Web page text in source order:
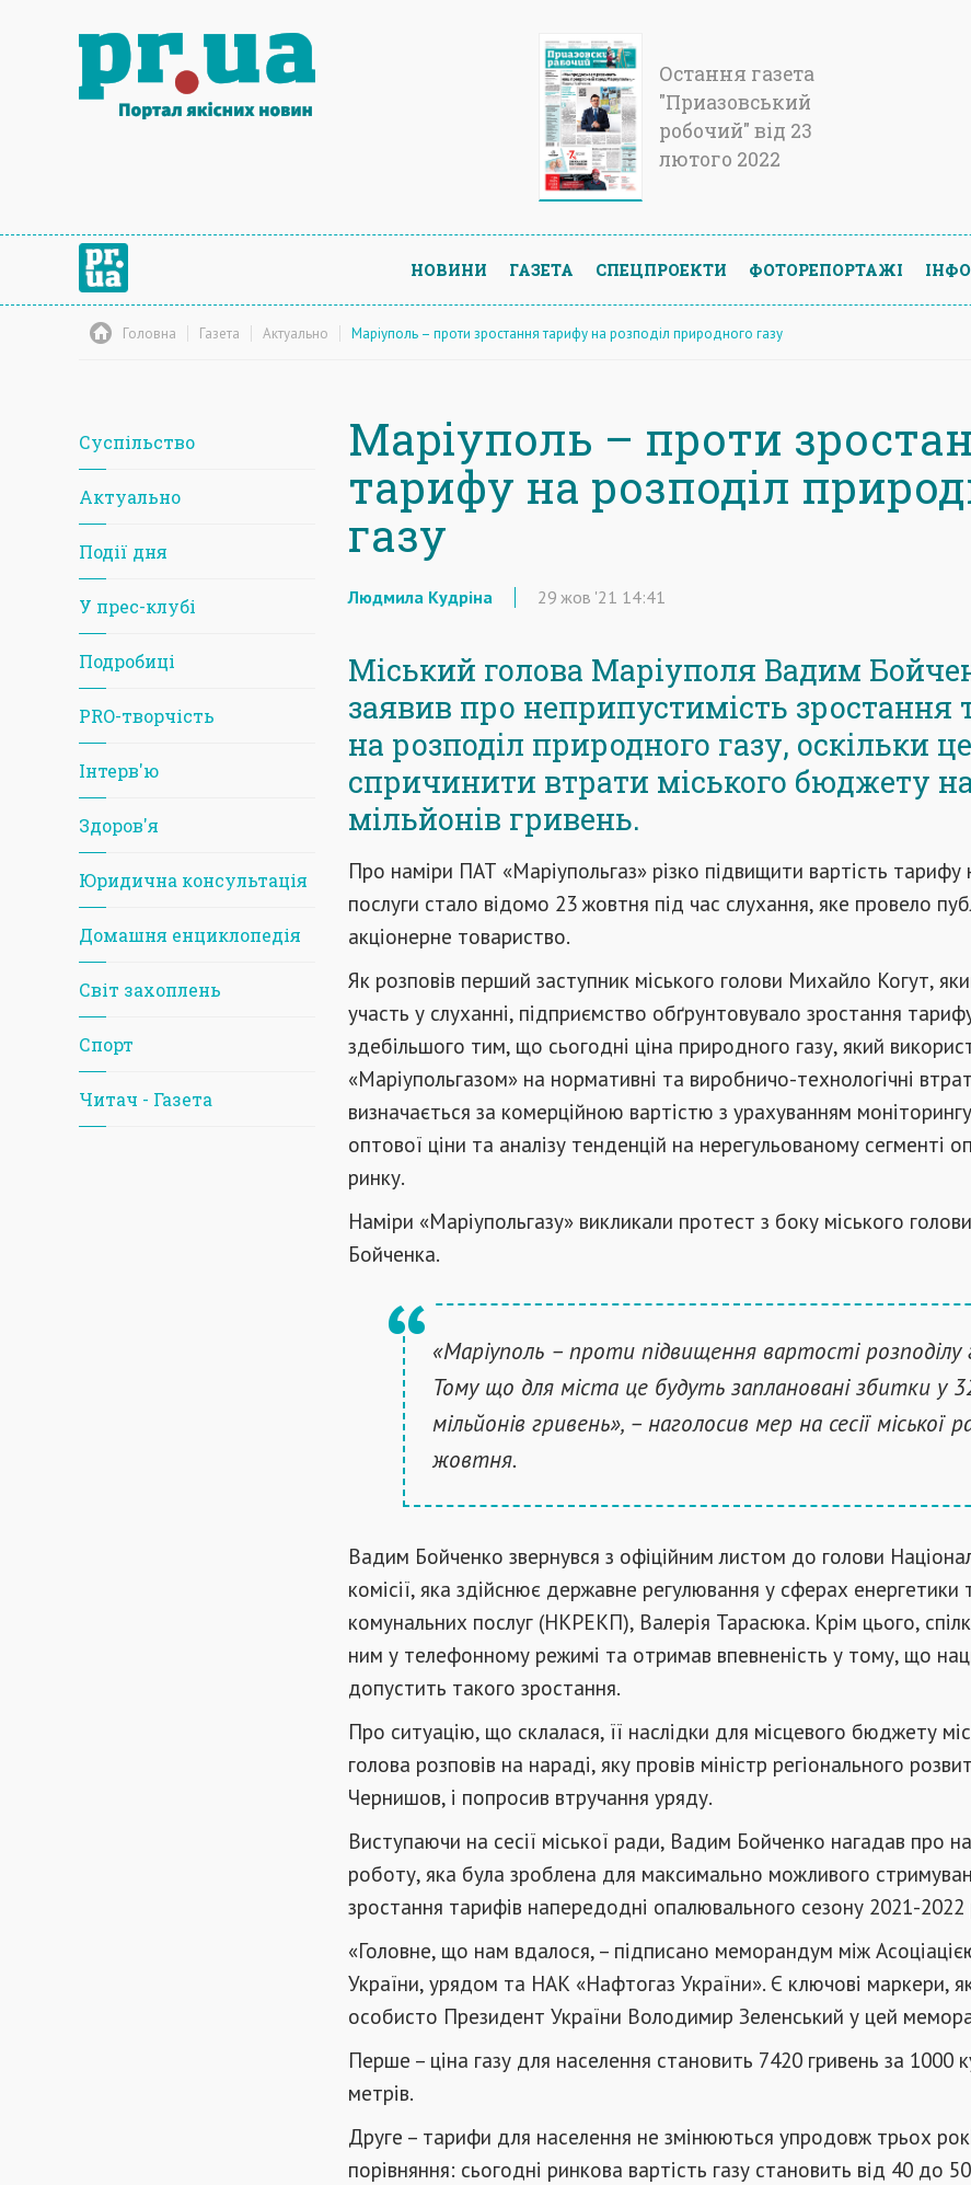
Остання газета
"Приазовський
робочий" від 23
лютого 2022
НОВИНИ ГАЗЕТА СПЕЦПРОЕКТИ ФОТОРЕПОРТАЖІ
Головна Газета Актуально Маріуполь – проти зростання тарифу на розподіл природного газу
Суспільство
Актуально
Події дня
У прес-клубі
Подробиці
PRO-творчість
Iнтерв'ю
Здоров'я
Юридична консультація
Домашня енциклопедія
Світ захоплень
Спорт
Читач - Газета
Маріуполь – проти
тарифу на розподіл
газу
Людмила Кудріна 29 жов '21 14:41
Міський голова Маріуполя Вадим
заявив про неприпустимість зростання
на розподіл природного газу, оскільки
спричинити втрати міського бюджету
мільйонів гривень.
Про наміри ПАТ «Маріупольгаз» різко підвищити вартість тарифу
послуги стало відомо 23 жовтня під час слухання, яке провело
акціонерне товариство.
Як розповів перший заступник міського голови Михайло Когут,
участь у слуханні, підприємство обґрунтовувало зростання
здебільшого тим, що сьогодні ціна природного газу, який
«Маріупольгазом» на нормативні та виробничо-технологічні
визначається за комерційною вартістю з урахуванням
оптової ціни та аналізу тенденцій на нерегульованому сегменті
ринку.
Наміри «Маріупольгазу» викликали протест з боку міського
Бойченка.
«Маріуполь – проти підвищення вартості розподілу
Тому що для міста це будуть заплановані збитки у
мільйонів гривень», – наголосив мер на сесії міської
жовтня.
Вадим Бойченко звернувся з офіційним листом до голови
комісії, яка здійснює державне регулювання у сферах енергетики
комунальних послуг (НКРЕКП), Валерія Тарасюка. Крім цього,
ним у телефонному режимі та отримав впевненість у тому, що
допустить такого зростання.
Про ситуацію, що склалася, її наслідки для місцевого бюджету
голова розповів на нараді, яку провів міністр регіонального
Чернишов, і попросив втручання уряду.
Виступаючи на сесії міської ради, Вадим Бойченко нагадав про
роботу, яка була зроблена для максимально можливого
зростання тарифів напередодні опалювального сезону 2021-2022
«Головне, що нам вдалося, – підписано меморандум між
України, урядом та НАК «Нафтогаз України». Є ключові маркери,
особисто Президент України Володимир Зеленський у цей
Перше – ціна газу для населення становить 7420 гривень за 1000
метрів.
Друге – тарифи для населення не змінюються упродовж трьох
порівняння: сьогодні ринкова вартість газу становить від 40 до